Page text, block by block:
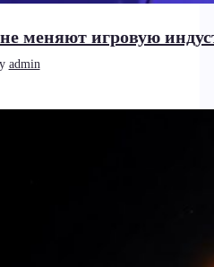
меняют игровую
admin